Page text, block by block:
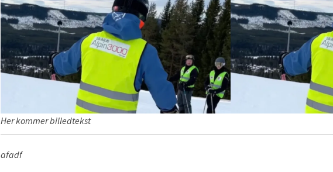
Her kommer billedtekst
afadf